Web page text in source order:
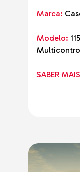
Marca:
Modelo:
SABER MAIS